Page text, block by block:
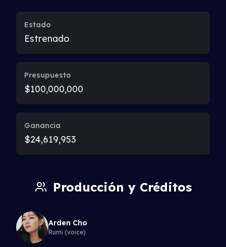
Estado
Estrenado
Presupuesto
$100,000,000
Ganancia
$24,619,953
Producción y Créditos
Arden Cho
Rumi (voice)